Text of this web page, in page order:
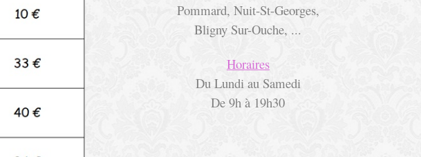
Pommard, Nuit-St-Georges,
Bligny Sur-Ouche, ...
Horaires
Du Lundi au Samedi
De 9h à 19h30